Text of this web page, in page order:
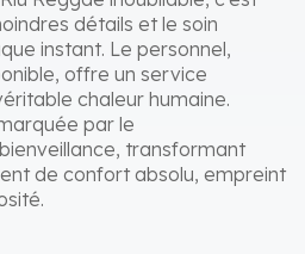
détails et le soin
instant. Le personnel,
offre un service
chaleur humaine.
par le
transformant
de confort absolu, empreint